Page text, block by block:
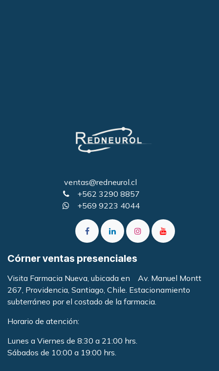
ventas@redneurol.cl
+562 3290 8857
+569 9223 4044
Córner ventas presenciales
Visita Farmacia Nueva, ubicada en Av. Manuel Montt
267, Providencia, Santiago, Chile. Estacionamiento
subterráneo por el costado de la farmacia.
Horario de atención:
Lunes a Viernes de 8:30 a 21:00 hrs.
Sábados de 10:00 a 19:00 hrs.